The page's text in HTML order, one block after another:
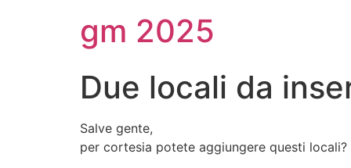
gm 2025
Due locali da
Salve gente,
per cortesia potete aggiungere questi locali?